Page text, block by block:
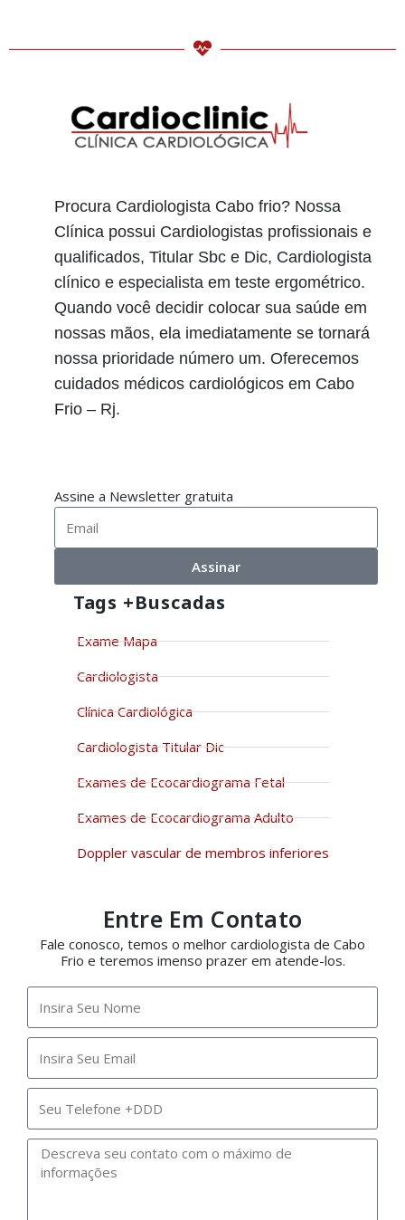
Procura Cardiologista Cabo frio? Nossa
Clínica possui Cardiologistas profissionais e
qualificados, Titular Sbc e Dic, Cardiologista
clínico e especialista em teste ergométrico.
Quando você decidir colocar sua saúde em
nossas mãos, ela imediatamente se tornará
nossa prioridade número um. Oferecemos
cuidados médicos cardiológicos em Cabo
Frio – Rj.
Assine a Newsletter gratuita
Assinar
Tags +buscadas
Exame Mapa
Cardiologista
Clínica Cardiológica
Cardiologista Titular Dic
Exames de Ecocardiograma Fetal
Exames de Ecocardiograma Adulto
Doppler vascular de membros inferiores
Entre Em Contato
Fale conosco, temos o melhor cardiologista de Cabo
Frio e teremos imenso prazer em atende-los.